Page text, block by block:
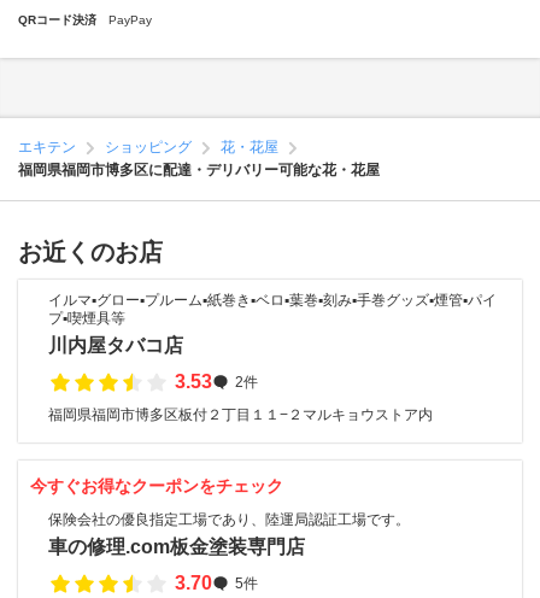
QRコード決済 PayPay
エキテン ショッピング
花・花屋
福岡県福岡市博多区に配達・デリバリー可能な花・花屋
お近くのお店
イルマ▪グロー▪プルーム▪紙巻き▪ベロ▪葉巻▪刻み▪手巻グッズ▪煙管▪パイ
プ▪喫煙具等
川内屋タバコ店
3.53
2件
福岡県福岡市博多区板付２丁目１１−２マルキョウストア内
今すぐお得なクーポンをチェック
保険会社の優良指定工場であり、陸運局認証工場です。
車の修理.com板金塗装専門店
3.70
5件